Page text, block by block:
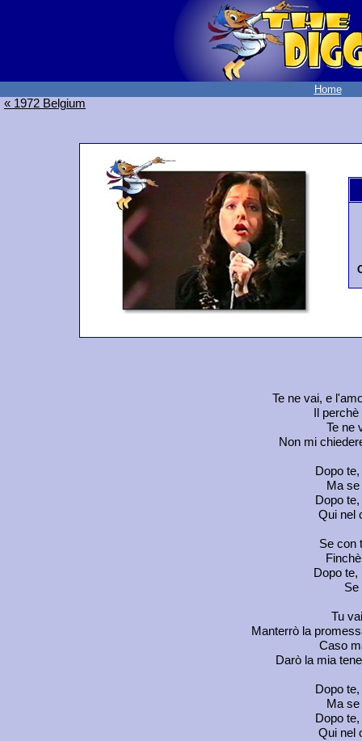
Home
« 1972 Belgium
Te ne vai, e
Il
Te ne
Non mi
Dopo
Ma
Dopo
Qui nel
Se con
Dopo
Se
Tu
Manterrò la
Caso
Darò la mia
Dopo
Ma
Dopo
Qui nel